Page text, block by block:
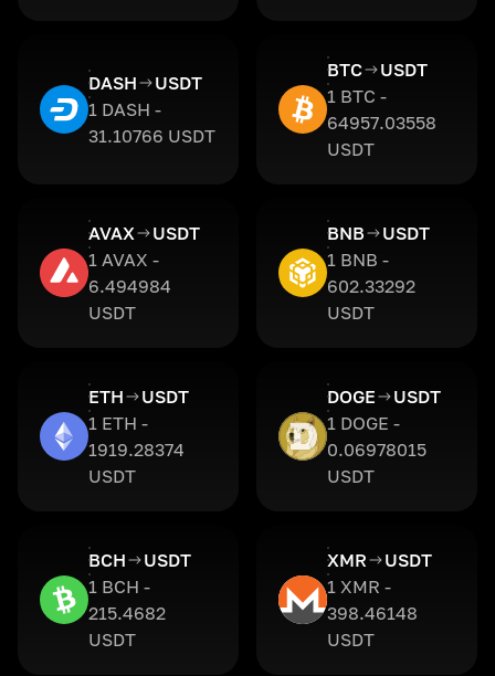
DASH
USDT
1 DASH -
31.10766 USDT
BTC
USDT
1 BTC -
64957.03558
USDT
AVAX
USDT
1 AVAX -
6.494984
USDT
BNB
USDT
1 BNB -
602.33292
USDT
ETH
USDT
1 ETH -
1919.28374
USDT
DOGE
USDT
1 DOGE -
0.06978015
USDT
BCH
USDT
1 BCH -
215.4682
USDT
XMR
USDT
1 XMR -
398.46148
USDT